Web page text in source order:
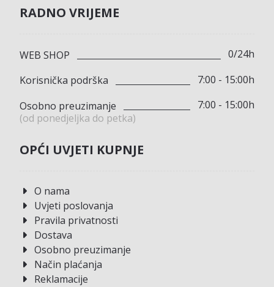
RADNO VRIJEME
WEB SHOP
0/24h
Korisnička podrška
7:00 - 15:00h
Osobno preuzimanje
(od ponedjeljka do petka)
7:00 - 15:00h
OPĆI UVJETI KUPNJE
O nama
Uvjeti poslovanja
Pravila privatnosti
Dostava
Osobno preuzimanje
Način plaćanja
Reklamacije